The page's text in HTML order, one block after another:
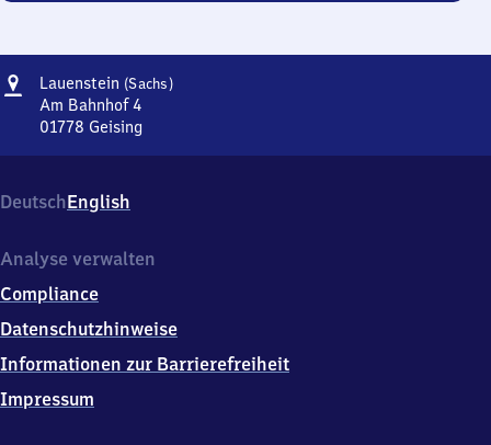
Adresse
Lauenstein (Sachs)Lauenstein
Am Bahnhof 4
01778 Geising
Am
Bahnhof
0
7
7
Geising
DeutschEnglish
Analyse verwalten
Compliance
Datenschutzhinweise
Informationen zur Barrierefreiheit
Impressum